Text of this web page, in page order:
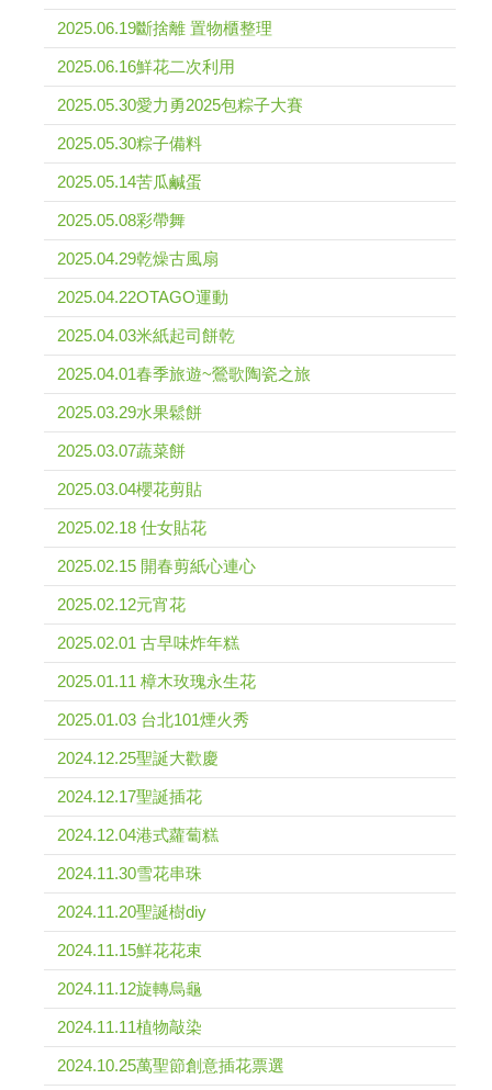
2025.06.19斷捨離 置物櫃整理
2025.06.16鮮花二次利用
2025.05.30愛力勇2025包粽子大賽
2025.05.30粽子備料
2025.05.14苦瓜鹹蛋
2025.05.08彩帶舞
2025.04.29乾燥古風扇
2025.04.22OTAGO運動
2025.04.03米紙起司餅乾
2025.04.01春季旅遊~鶯歌陶瓷之旅
2025.03.29水果鬆餅
2025.03.07蔬菜餅
2025.03.04櫻花剪貼
2025.02.18 仕女貼花
2025.02.15 開春剪紙心連心
2025.02.12元宵花
2025.02.01 古早味炸年糕
2025.01.11 樟木玫瑰永生花
2025.01.03 台北101煙火秀
2024.12.25聖誕大歡慶
2024.12.17聖誕插花
2024.12.04港式蘿蔔糕
2024.11.30雪花串珠
2024.11.20聖誕樹diy
2024.11.15鮮花花束
2024.11.12旋轉烏龜
2024.11.11植物敲染
2024.10.25萬聖節創意插花票選